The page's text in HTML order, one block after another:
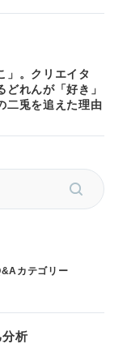
」。クリエイタ
どれんが「好き」
二兎を追えた理由
カテゴリー
分析